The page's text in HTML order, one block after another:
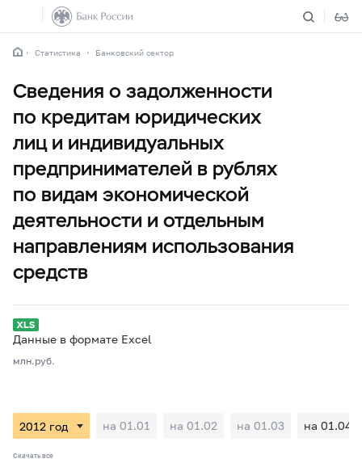
Статистика Банковский сектор
Сведения о задолженности
по кредитам юридических
лиц и индивидуальных
предпринимателей в рублях
по видам экономической
деятельности и отдельным
направлениям использования
средств
Данные в формате Excel
млн.руб.
на 01.01 на 01.02 на 01.03 на 01.04
Скачать все